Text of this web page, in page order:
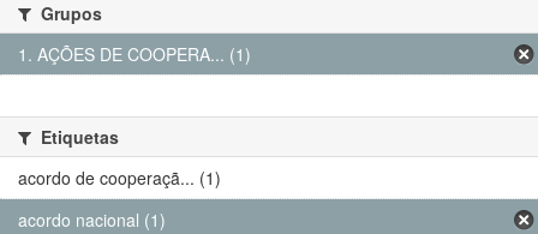
Grupos
1. AÇÕES DE COOPERA... (1)
Etiquetas
acordo de cooperaçã... (1)
acordo nacional (1)